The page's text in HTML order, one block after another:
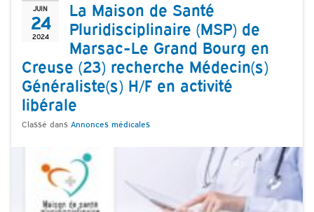
JUIN
24
2024
La Maison de Santé
Pluridisciplinaire (MSP) de
Marsac-Le Grand Bourg en
Creuse (23) recherche Médecin(s)
Généraliste(s) H/F en activité
libérale
Classé dans Annonces médicales